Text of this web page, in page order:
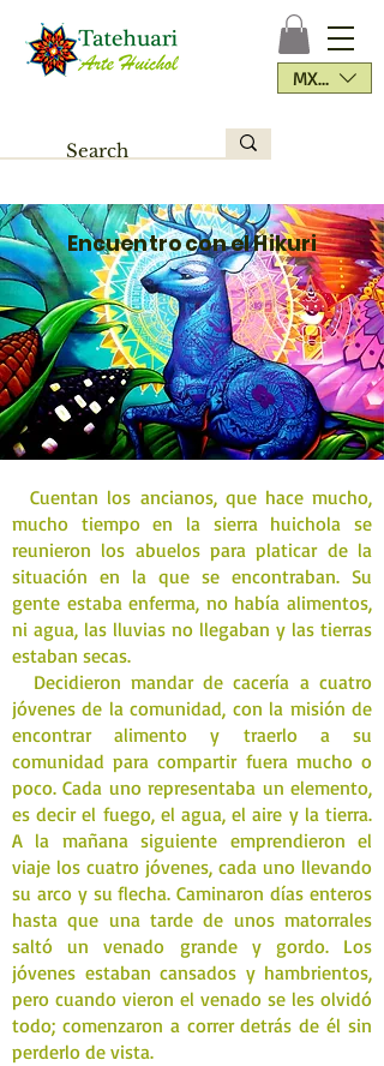
MXN ($)
Encuentro con el Hikuri
Cuentan los ancianos, que hace mucho,
mucho tiempo en la sierra huichola se
reunieron los abuelos para platicar de la
situación en la que se encontraban. Su
gente estaba enferma, no había alimentos,
ni agua, las lluvias no llegaban y las tierras
estaban secas.
Decidieron mandar de cacería a cuatro
jóvenes de la comunidad, con la misión de
encontrar alimento y traerlo a su
comunidad para compartir fuera mucho o
poco. Cada uno representaba un elemento,
es decir el fuego, el agua, el aire y la tierra.
A la mañana siguiente emprendieron el
viaje los cuatro jóvenes, cada uno llevando
su arco y su flecha. Caminaron días enteros
hasta que una tarde de unos matorrales
saltó un venado grande y gordo. Los
jóvenes estaban cansados y hambrientos,
pero cuando vieron el venado se les olvidó
todo; comenzaron a correr detrás de él sin
perderlo de vista.